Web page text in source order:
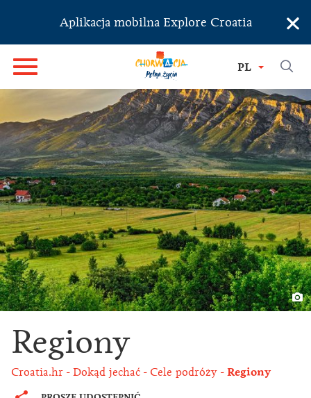
Aplikacja mobilna Explore Croatia ×
PL
Regiony
Croatia.hr Dokąd jechać Cele podróży Regiony